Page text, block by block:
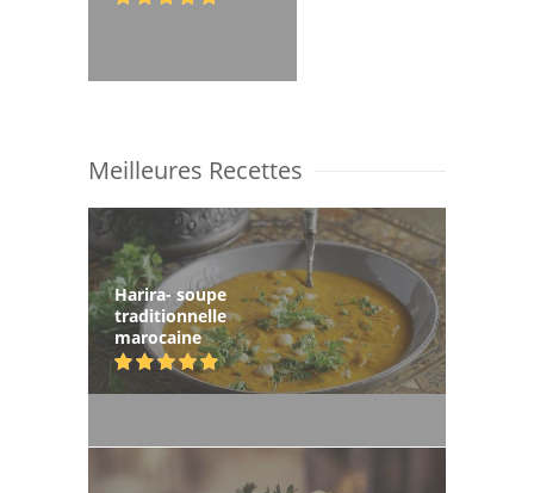
Meilleures Recettes
Harira- soupe
traditionnelle
marocaine